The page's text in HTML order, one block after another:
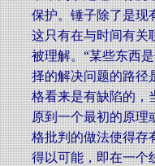
保护。锤子除了是现
这只有在与时间有关
被理解。“某些东西
择的解决问题的路径
格看来是有缺陷的，
原到一个最初的原理
格批判的做法使得
得以可能，即在一个